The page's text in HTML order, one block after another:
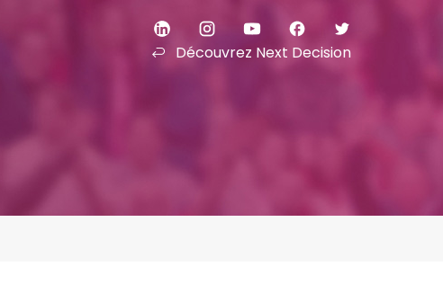
Découvrez Next Decision